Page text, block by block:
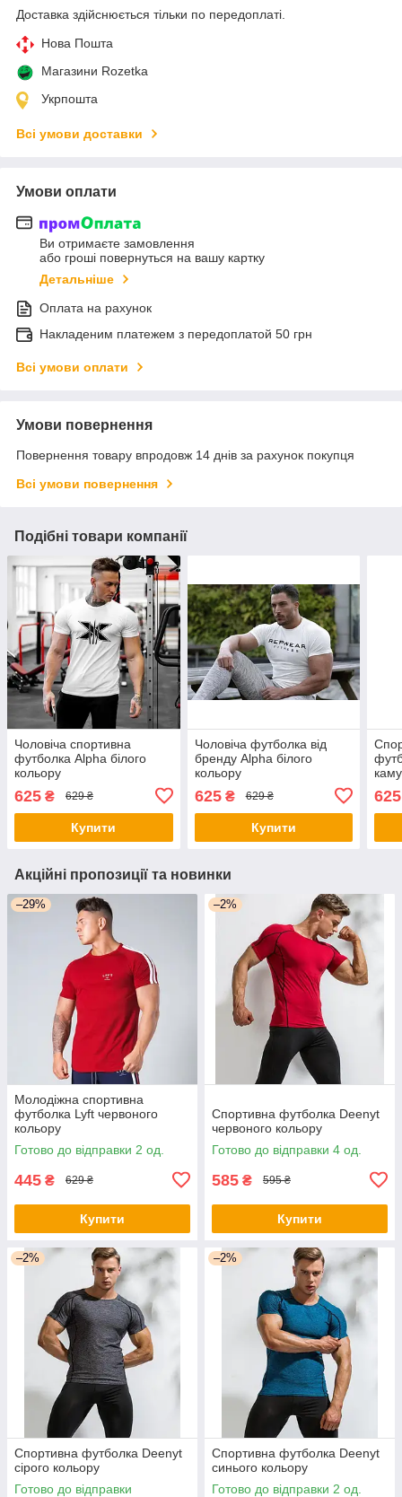
Доставка здійснюється тільки по передоплаті.
Нова Пошта
Магазини Rozetka
Укрпошта
Всі умови доставки
Умови оплати
Ви отримаєте замовлення
або гроші повернуться на вашу картку
Детальніше
Оплата на рахунок
Накладеним платежем з передоплатой 50 грн
Всі умови оплати
Умови повернення
Повернення товару впродовж 14 днів за рахунок покупця
Всі умови повернення
Подібні товари компанії
Чоловіча спортивна
футболка Alpha білого
кольору
625 ₴ 629 ₴
Купити
Чоловіча футболка від
бренду Alpha білого
кольору
625₴ 629 ₴
Купити
625
Акційні пропозиції та новинки
–29%
Молодіжна спортивна
футболка Lyft червоного
кольору
Готово до відправки 2 од.
445 ₴ 629 ₴
Купити
–2%
Спортивна футболка Deenyt
червоного кольору
Готово до відправки 4 од.
585 ₴ 595 ₴
Купити
–2%
Спортивна футболка Deenyt
сірого кольору
Готово до відправки
–2%
Спортивна футболка Deenyt
синього кольору
Готово до відправки 2 од.